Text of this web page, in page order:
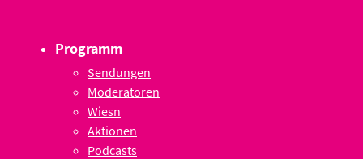
Programm
Sendungen
Moderatoren
Wiesn
Aktionen
Podcasts